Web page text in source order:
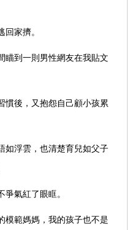
家擠。
瞄到一則男性網友在我貼文
慣後，又抱怨自己顧小孩累
如浮雲，也清楚育兒如父子
氣紅了眼眶。
模範媽媽，我的孩子也不是